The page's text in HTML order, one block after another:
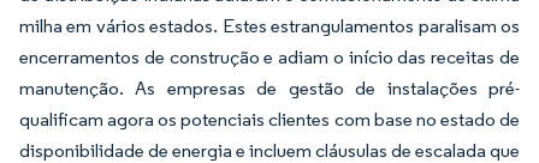
milha em vários estados. Estes estrangulamentos paralisam os
encerramentos de construção e adiam o início das receitas de
manutenção. As empresas de gestão de instalações pré-
qualificam agora os potenciais clientes com base no estado de
disponibilidade de energia e incluem cláusulas de escalada que